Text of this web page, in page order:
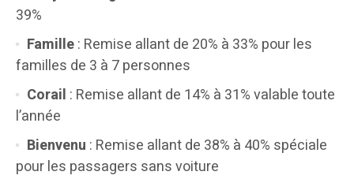
39%
Famille: Remise allant de 20% à 33% pour les
familles de 3 à 7 personnes
Corail : Remise allant de 14% à 31% valable toute
l’année
Bienvenu : Remise allant de 38% à 40% spéciale
pour les passagers sans voiture